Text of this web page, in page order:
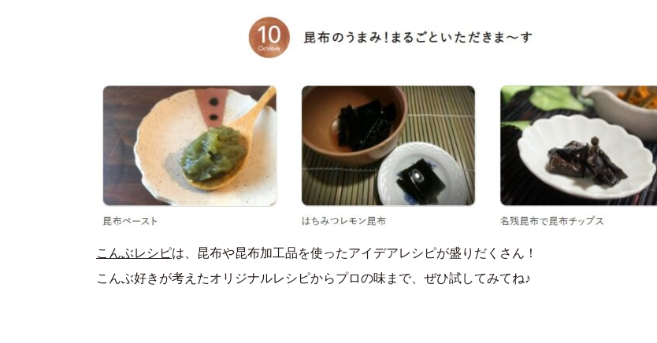
こんぶレシピは、昆布や昆布加工品を使ったアイデアレシピが盛りだくさん！
こんぶ好きが考えたオリジナルレシピからプロの味まで、ぜひ試してみてね♪